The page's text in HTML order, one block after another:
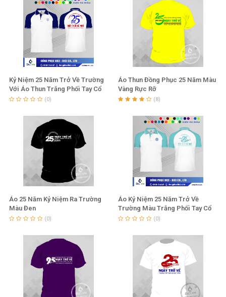
Kỷ Niệm 25 Năm Trở Về Trường
Với Áo Thun Trắng Phối Tay Cổ
Màu Bích
(0)
Áo Thun Đồng Phục 25 Năm Màu
Vàng Rực Rỡ
(8)
Áo 25 Năm Kỷ Niệm Ra Trường
Màu Đen
(0)
Áo Kỷ Niệm 25 Năm Trở Về
Trường Màu Trắng Phối Tay Cổ
Thiên Thanh(0)